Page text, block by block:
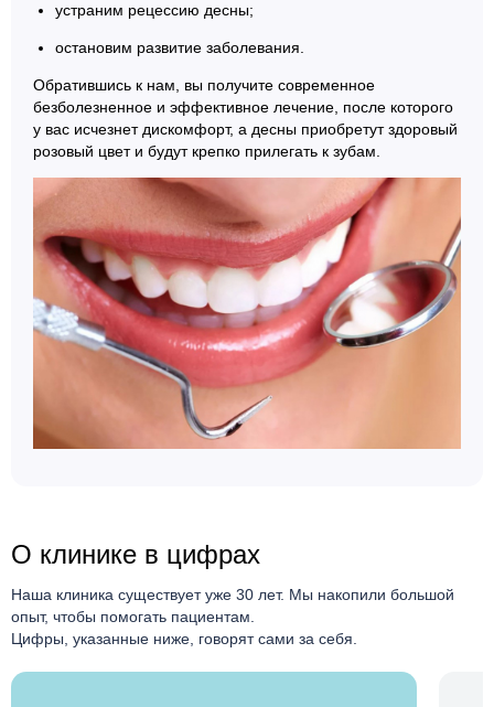
устраним рецессию десны;
остановим развитие заболевания.
Обратившись к нам, вы получите современное
безболезненное и эффективное лечение, после которого
у вас исчезнет дискомфорт, а десны приобретут здоровый
розовый цвет и будут крепко прилегать к зубам.
О клинике в цифрах
Наша клиника существует уже 30 лет. Мы накопили большой
опыт, чтобы помогать пациентам.
Цифры, указанные ниже, говорят сами за себя.